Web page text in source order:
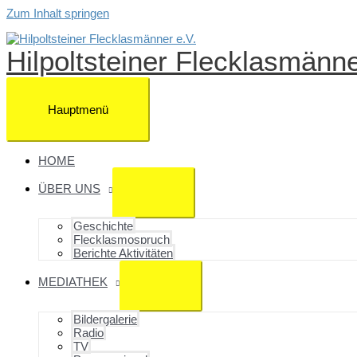
Zum Inhalt springen
Hilpoltsteiner
Hauptmenü
HOME
ÜBER UNS
Geschichte
Flecklasmospruch
Berichte Aktivitäten
MEDIATHEK
Bildergalerie
Radio
TV